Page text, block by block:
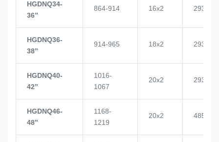
HGDNQ34-
36’’
864-914 16x2 2937
HGDNQ36-
38’’
914-965 18x2 2937
HGDNQ40-
42’’
1016-
1067
20x2 2937
HGDNQ46-
48’’
1168-
1219
20x2 4855